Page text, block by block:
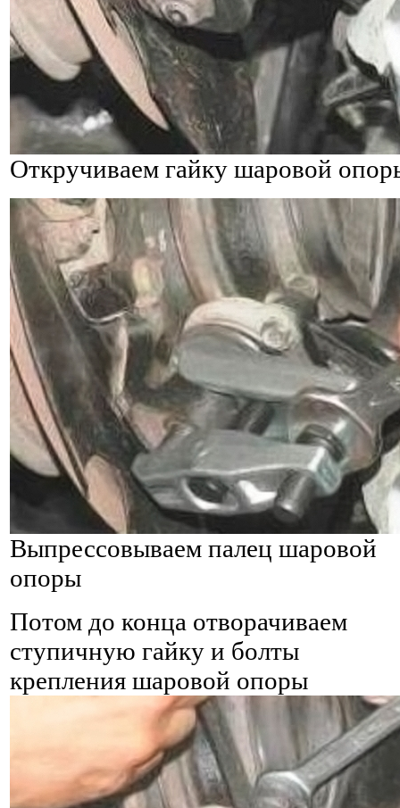
Откручиваем гайку шаровой
Выпрессовываем палец шаровой
опоры
Потом до конца отворачиваем
ступичную гайку и болты
крепления шаровой опоры